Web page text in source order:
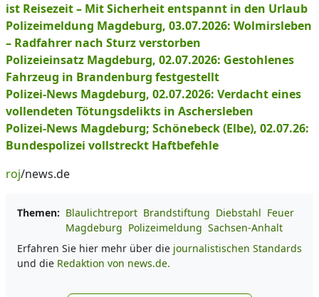
ist Reisezeit – Mit Sicherheit entspannt in den Urlaub
Polizeimeldung Magdeburg, 03.07.2026: Wolmirsleben
– Radfahrer nach Sturz verstorben
Polizeieinsatz Magdeburg, 02.07.2026: Gestohlenes
Fahrzeug in Brandenburg festgestellt
Polizei-News Magdeburg, 02.07.2026: Verdacht eines
vollendeten Tötungsdelikts in Aschersleben
Polizei-News Magdeburg; Schönebeck (Elbe), 02.07.26:
Bundespolizei vollstreckt Haftbefehle
roj/news.de
Themen: Blaulichtreport Brandstiftung Diebstahl Feuer
Magdeburg Polizeimeldung Sachsen-Anhalt
Erfahren Sie hier mehr über die journalistischen Standards
und die Redaktion von news.de.